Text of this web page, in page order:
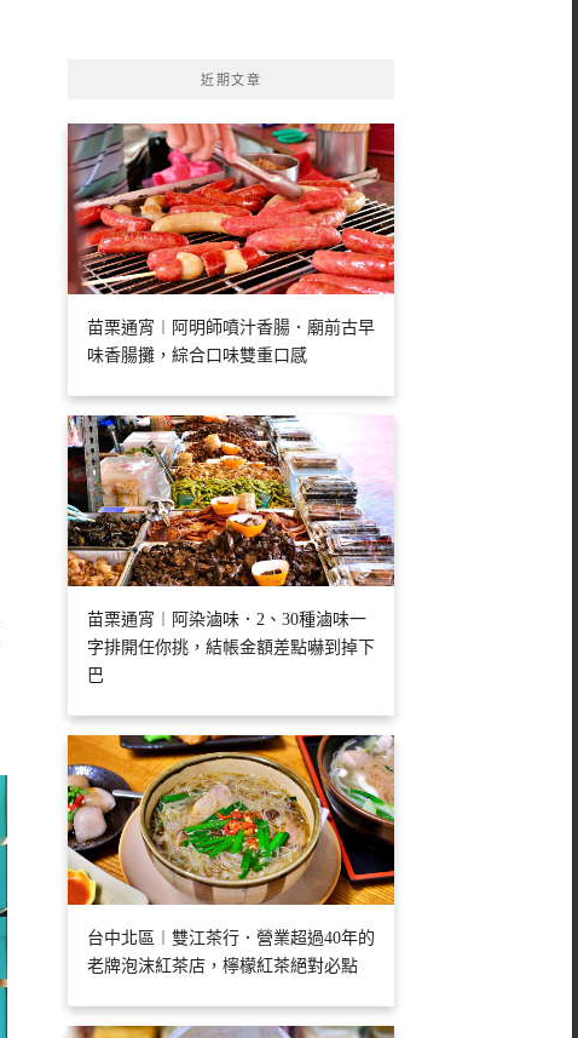
近期文章
苗栗通宵︱阿明師噴汁香腸．廟前古早
味香腸攤，綜合口味雙重口感
苗栗通宵︱阿染滷味．2、30種滷味一
字排開任你挑，結帳金額差點嚇到掉下
巴
台中北區︱雙江茶行．營業超過40年的
老牌泡沫紅茶店，檸檬紅茶絕對必點